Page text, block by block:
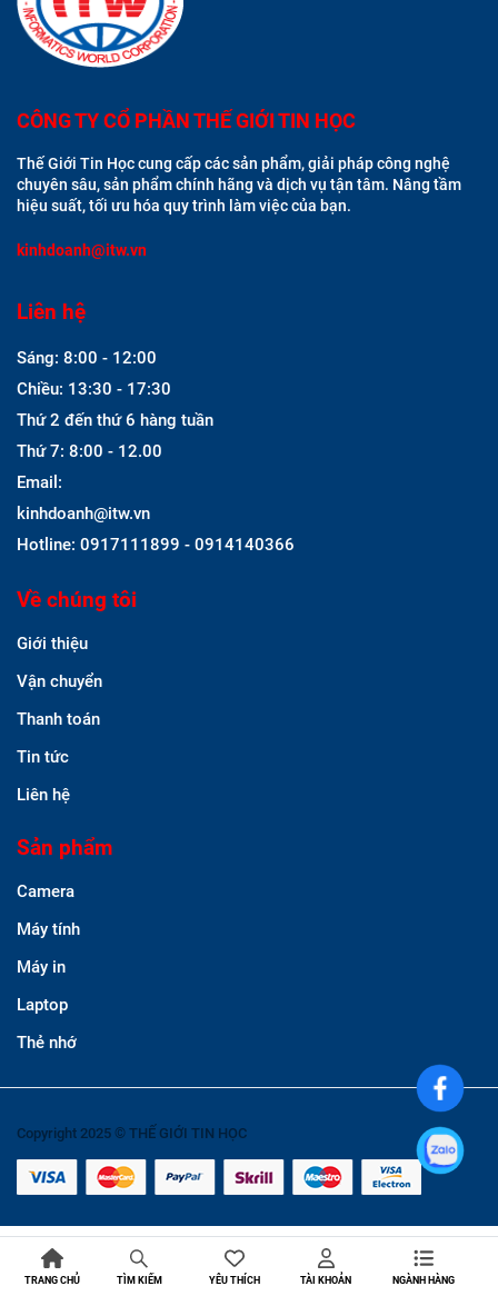
CÔNG TY CỔ PHẦN THẾ GIỚI TIN HỌC
Thế Giới Tin Học cung cấp các sản phẩm, giải pháp công nghệ
chuyên sâu, sản phẩm chính hãng và dịch vụ tận tâm. Nâng tầm
hiệu suất, tối ưu hóa quy trình làm việc của bạn.
kinhdoanh@itw.vn
Liên hệ
Sáng: 8:00 - 12:00
Chiều: 13:30 - 17:30
Thứ 2 đến thứ 6 hàng tuần
Thứ 7: 8:00 - 12.00
Email:
kinhdoanh@itw.vn
Hotline: 0917111899 - 0914140366
Về chúng tôi
Giới thiệu
Vận chuyển
Thanh toán
Tin tức
Liên hệ
Sản phẩm
Camera
Máy tính
Máy in
Laptop
Thẻ nhớ
Copyright 2025 © THẾ GIỚI TIN HỌC
TRANG CHỦ TÌM KIẾM YÊU THÍCH TÀI KHOẢN NGÀNH HÀNG